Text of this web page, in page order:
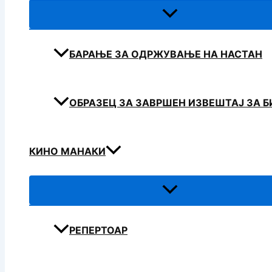
БАРАЊЕ ЗА ОДРЖУВАЊЕ НА НАСТАН
ОБРАЗЕЦ ЗА ЗАВРШЕН ИЗВЕШТАЈ ЗА
КИНО МАНАКИ
РЕПЕРТОАР